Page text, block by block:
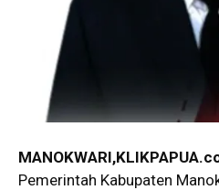
Pemerintah Kabupaten